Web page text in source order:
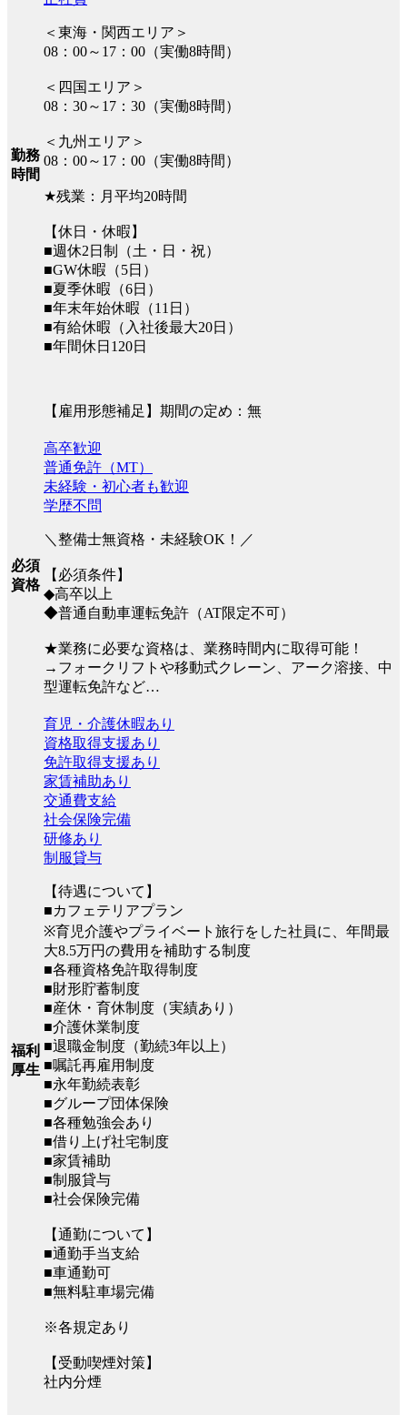
勤務
時間
＜東海・関西エリア＞
08：00～17：00（実働8時間）
＜四国エリア＞
08：30～17：30（実働8時間）
＜九州エリア＞
08：00～17：00（実働8時間）
★残業：月平均20時間
【休日・休暇】
■週休2日制（土・日・祝）
■GW休暇（5日）
■夏季休暇（6日）
■年末年始休暇（11日）
■有給休暇（入社後最大20日）
■年間休日120日
【雇用形態補足】期間の定め：無
必須
資格
高卒歓迎
普通免許（MT）
未経験・初心者も歓迎
学歴不問
＼整備士無資格・未経験OK！／
【必須条件】
◆高卒以上
◆普通自動車運転免許（AT限定不可）
★業務に必要な資格は、業務時間内に取得可能！
→フォークリフトや移動式クレーン、アーク溶接、中
型運転免許など…
福利
厚生
育児・介護休暇あり
資格取得支援あり
免許取得支援あり
家賃補助あり
交通費支給
社会保険完備
研修あり
制服貸与
【待遇について】
■カフェテリアプラン
※育児介護やプライベート旅行をした社員に、年間最
大8.5万円の費用を補助する制度
■各種資格免許取得制度
■財形貯蓄制度
■産休・育休制度（実績あり）
■介護休業制度
■退職金制度（勤続3年以上）
■嘱託再雇用制度
■永年勤続表彰
■グループ団体保険
■各種勉強会あり
■借り上げ社宅制度
■家賃補助
■制服貸与
■社会保険完備
【通勤について】
■通勤手当支給
■車通勤可
■無料駐車場完備
※各規定あり
【受動喫煙対策】
社内分煙